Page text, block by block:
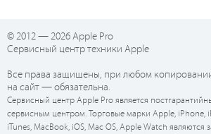
© 2012 — 2026 Apple Pro
Сервисный центр техники Apple
Все права защищены, при любом
на сайт — обязательна.
Сервисный центр Apple Pro является
сервисным центром. Торговые марки Apple, iPhone,
iTunes, MacBook, iOS, Mac OS, Apple Watch являются